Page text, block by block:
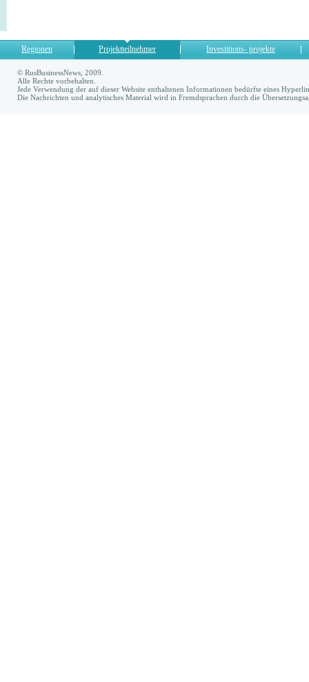
Regionen Projektteilnehmer Investitions- projekte
© RusBusinessNews, 2009.
Alle Rechte vorbehalten.
Jede Verwendung der auf dieser Website enthaltenen Informationen bedürfte eines
Die Nachrichten und analytisches Material wird in Fremdsprachen durch die